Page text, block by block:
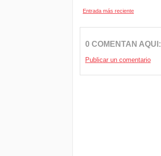
Entrada más reciente
0 COMENTAN AQUI:
Publicar un comentario